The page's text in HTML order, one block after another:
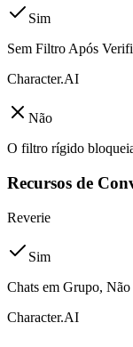
Sim
Sem Filtro Após
Character.AI
Não
O filtro rígido
Recursos de
Reverie
Sim
Chats em Grupo,
Character.AI